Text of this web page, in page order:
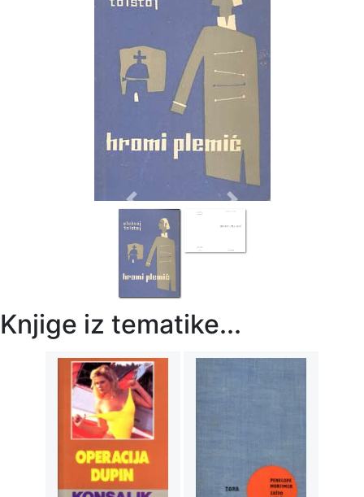
Previous Next
Knjige iz tematike...